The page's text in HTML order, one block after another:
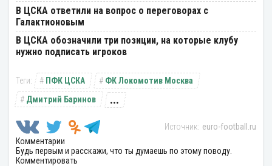
В ЦСКА ответили на вопрос о переговорах с
Галактионовым
В ЦСКА обозначили три позиции, на которые клубу
нужно подписать игроков
ПФК ЦСКА
ФК Локомотив Москва
Дмитрий Баринов
...
euro-football.ru
Комментарии
Будь первым и расскажи, что ты думаешь по этому поводу.
Комментировать